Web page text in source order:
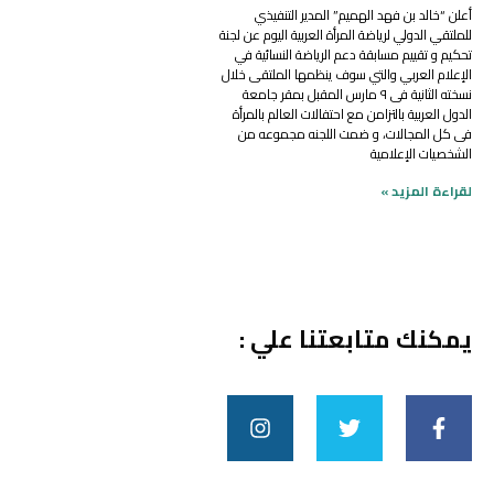
أعلن “خالد بن فهد الهميم” المدير التنفيذي
للملتقي الدولي لرياضة المرأة العربية اليوم عن لجنة
تحكيم و تقييم مسابقة دعم الرياضة النسائية في
الإعلام العربي والتي سوف ينظمها الملتقى خلال
نسخته الثانية فى ٩ مارس المقبل بمقر جامعة
الدول العربية بالتزامن مع احتفالات العالم بالمرأة
فى كل المجالات، و ضمت اللجنه مجموعه من
الشخصيات الإعلامية
لقراءة المزيد »
يمكنك متابعتنا علي :
a
c
e
b
w
i
t
t
n
s
t
a